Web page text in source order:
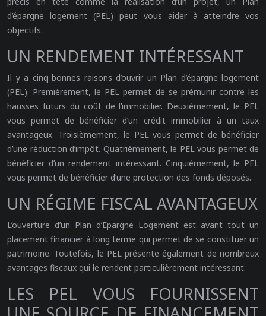
d’épargne logement (PEL) peut vous aider à atteindre vos
objectifs.
UN RENDEMENT INTÉRESSANT
Il y a cinq bonnes raisons d’ouvrir un Plan d’épargne logement
(PEL). Premièrement, le PEL permet de se prémunir contre les
hausses futurs du coût de l’immobilier. Deuxièmement, le PEL
vous permet de bénéficier d’un crédit immobilier à un taux
avantageux. Troisièmement, le PEL vous permet de bénéficier
d’une réduction d’impôt. Quatrièmement, le PEL vous permet de
bénéficier d’un rendement intéressant. Cinquièmement, le PEL
vous permet de bénéficier d’une protection des fonds déposés.
UN RÉGIME FISCAL AVANTAGEUX
L’ouverture d’un Plan d’Epargne Logement est avant tout un
placement financier à long terme qui permet de se constituer un
patrimoine. Toutefois, le PEL présente également de nombreux
avantages fiscaux qui le rendent particulièrement intéressant.
LES PEL VOUS FOURNISSENT